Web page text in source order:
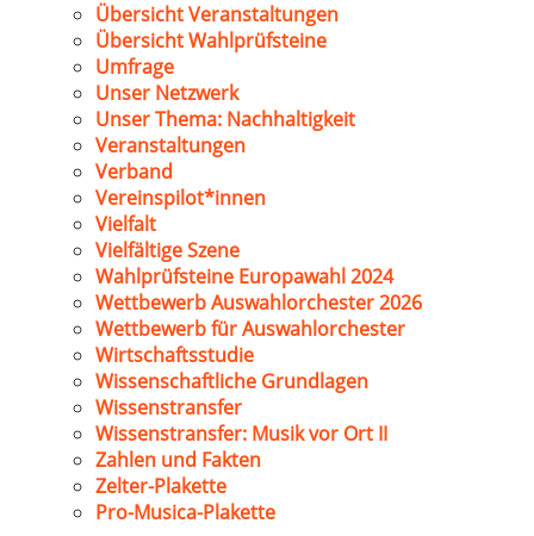
Übersicht Veranstaltungen
Übersicht Wahlprüfsteine
Umfrage
Unser Netzwerk
Unser Thema: Nachhaltigkeit
Veranstaltungen
Verband
Vereinspilot*innen
Vielfalt
Vielfältige Szene
Wahlprüfsteine Europawahl 2024
Wettbewerb Auswahlorchester 2026
Wettbewerb für Auswahlorchester
Wirtschaftsstudie
Wissenschaftliche Grundlagen
Wissenstransfer
Wissenstransfer: Musik vor Ort II
Zahlen und Fakten
Zelter-Plakette
Pro-Musica-Plakette